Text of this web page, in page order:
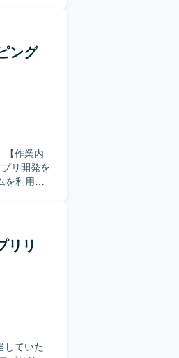
どの最新
ング
リ開発を
を利用し
発やデ
リリ